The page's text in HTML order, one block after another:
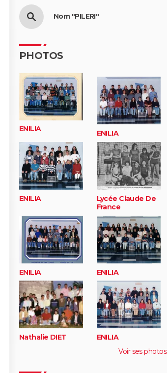
Nom "PILERI"
PHOTOS
ENILIA ENILIA
ENILIA
Lycée Claude De
France
ENILIA ENILIA
Nathalie DIET
ENILIA
Voir ses photos